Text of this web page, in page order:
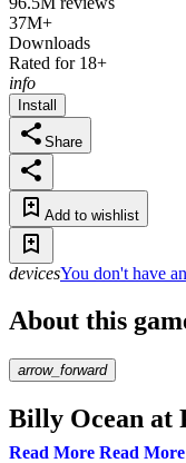
37M+
Downloads
Rated for 18+
info
Install
Share
Add to wishlist
devicesYou don't have
About this
arrow_forward
Billy Ocean at
Oct. 12th @
Read More